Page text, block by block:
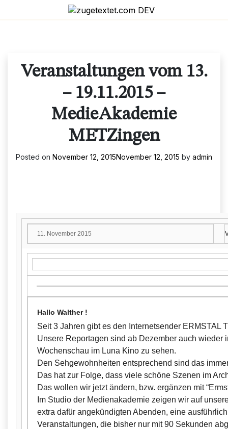
Veranstaltungen vom 13.
– 19.11.2015 –
MedieAkademie
METZingen
Posted on November 12, 2015November 12, 2015 by admin
11. November 2015
Hallo Walther !
Seit 3 Jahren gibt es den Internetsender ERMSTAL
Unsere Reportagen sind ab Dezember auch wieder
Wochenschau im Luna Kino zu sehen.
Den Sehgewohnheiten entsprechend sind das
Das hat zur Folge, dass viele schöne Szenen im
Das wollen wir jetzt ändern, bzw. ergänzen mit
Im Studio der Medienakademie zeigen wir auf
extra dafür angekündigten Abenden, eine
Veranstaltungen, die bisher nur mit 90 Sekunden